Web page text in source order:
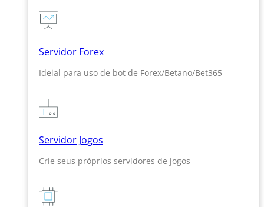
Servidor Forex
Ideial para uso de bot de Forex/Betano/Bet365
Servidor Jogos
Crie seus próprios servidores de jogos